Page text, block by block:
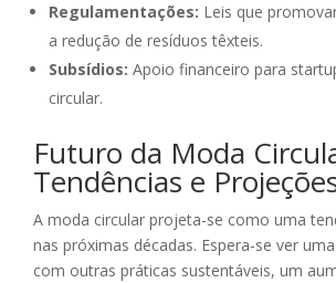
Regulamentações: Leis que
a redução de resíduos têxteis.
Subsídios: Apoio financeiro para
circular.
Futuro da Moda
Tendências e
A moda circular projeta-se como uma
nas próximas décadas. Espera-se ver
com outras práticas sustentáveis, um